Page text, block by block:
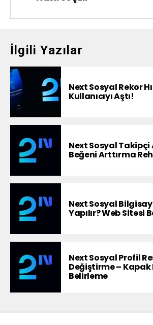
İlgili Yazılar
Next Sosyal Rekor
Kullanıcıyı Aştı!
Next Sosyal
Beğeni Arttırma
Next Sosyal
Yapılır? Web Sitesi
Next Sosyal Profil
Değiştirme – Kapak
Belirleme